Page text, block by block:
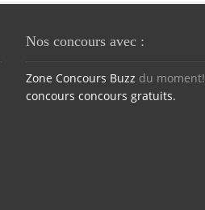
Nos concours avec :
Zone Concours Buzz du moment!
concours concours gratuits.